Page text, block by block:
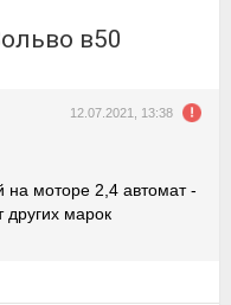
в50
12.07.2021, 13:38
моторе 2,4 автомат -
других марок